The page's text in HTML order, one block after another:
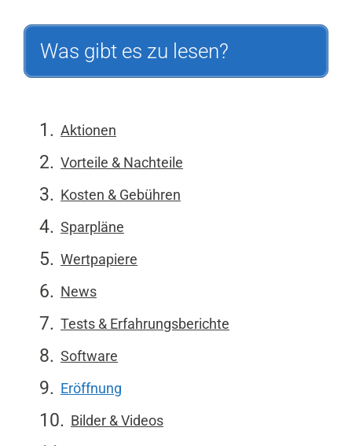
Was gibt es zu lesen?
Aktionen
Vorteile & Nachteile
Kosten & Gebühren
Sparpläne
Wertpapiere
News
Tests & Erfahrungsberichte
Software
Eröffnung
Bilder & Videos